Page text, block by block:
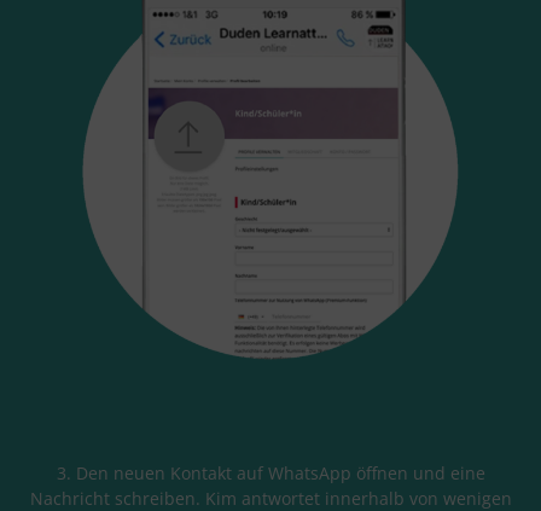
3. Den neuen Kontakt auf WhatsApp öffnen und eine
Nachricht schreiben. Kim antwortet innerhalb von wenigen